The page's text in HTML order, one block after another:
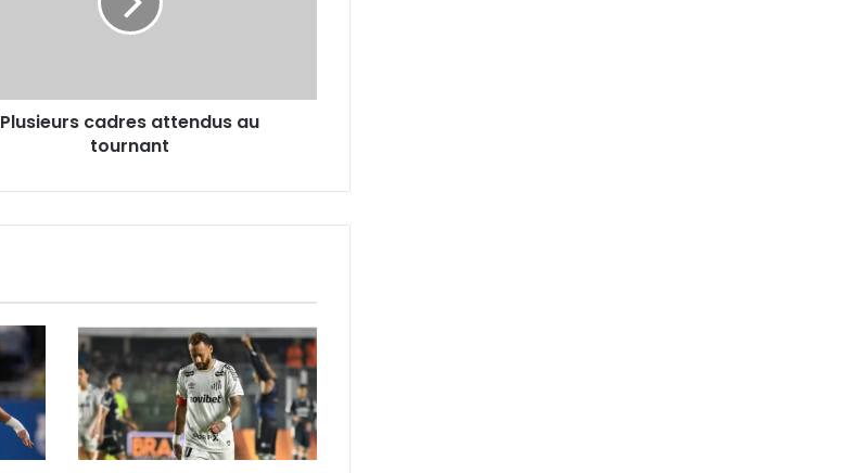
Plusieurs cadres attendus au
tournant